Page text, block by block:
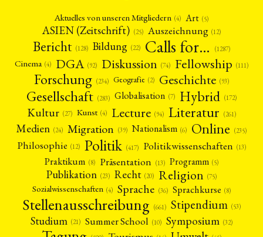
Aktuelles von unseren Mitgliedern (4) Art (5)
ASIEN (Zeitschrift) (25) Auszeichnung (12)
Bericht (128) Bildung (22) Calls for… (1287)
Cinema (4) DGA (92) Diskussion (74) Fellowship (111)
Forschung (234) Geografie (2) Geschichte (93)
Gesellschaft (283) Globalisation (7) Hybrid (172)
Kultur (27) Kunst (4) Lecture (94) Literatur (261)
Medien (24) Migration (39) Nationalism (6) Online (235)
Philosophie (12) Politik (417) Politikwissenschaften (13)
Praktikum (8) Präsentation (13) Programm (5)
Publikation (23) Recht (20) Religion (75)
Sozialwissenschaften (4) Sprache (36) Sprachkurse (8)
Stellenausschreibung (661) Stipendium (53)
Studium (21) Summer School (10) Symposium (32)